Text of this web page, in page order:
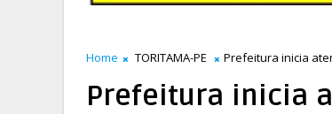
Home TORITAMA-PE Prefeitura inicia
Prefeitura inicia